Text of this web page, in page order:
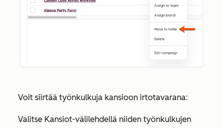
Voit siirtää työnkulkuja kansioon irtotavarana:
Valitse Kansiot-välilehdellä niiden työnkulkujen